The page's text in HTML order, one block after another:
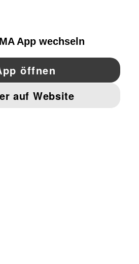
Pinterest
IMPRESSUM UND RECHTLICHE HINWEISE